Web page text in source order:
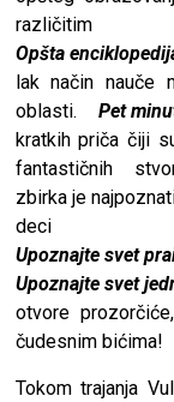
Opšta
lak način nauče
oblasti.Pet
kratkih priča čiji
fantastičnih
zbirka je
deci
Upoznajte svet
Upoznajte svet
otvore
čudesnim bićima!
Tokom trajanja